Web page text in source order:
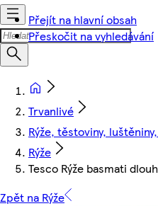
Přejít na hlavní obsah
Přeskočit na vyhledávání
Trvanlivé
Rýže, těstoviny,
Rýže
Tesco Rýže basmati
Zpět na Rýže